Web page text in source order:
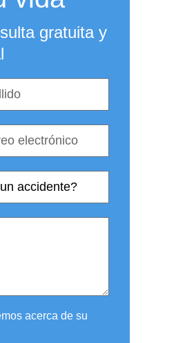
gratuita y
acerca de su